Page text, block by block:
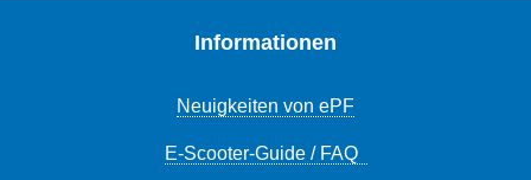
Informationen
Neuigkeiten von ePF
E-Scooter-Guide / FAQ